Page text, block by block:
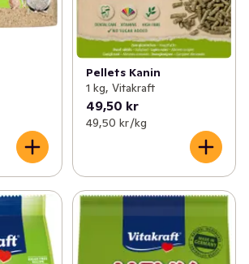
Pellets Kanin
1 kg, Vitakraft
49,50 kr
49,50 kr /kg